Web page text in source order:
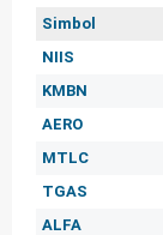
Simbol
NIIS
KMBN
AERO
MTLC
TGAS
ALFA